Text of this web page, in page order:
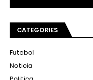
CATEGORIES
Futebol
Noticia